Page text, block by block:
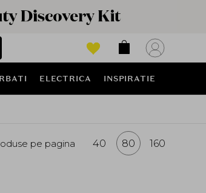
ELECTRICA INSPIRATIE
pe pagina 40 80 160